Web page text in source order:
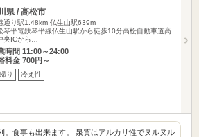
県 / 高松市
通り駅1.48km 仏生山駅639m
琴平電鉄琴平線仏生山駅から徒歩10分高松自動車道高
央ICから…
時間 11:00～24:00
料金 700円～
り 冷え性
。食事も出来ます。 泉質はアルカリ性でヌルヌル